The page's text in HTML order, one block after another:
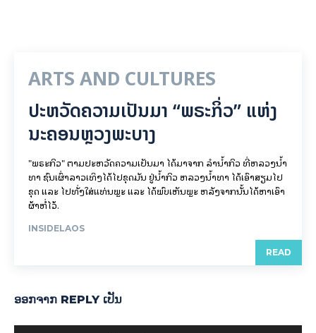
ARTS AND CULTURES
ປະຫວັດຄວາມເປັນມາ “ພຣະກິ່ວ” ແຫ່ງ
ນະຄອນຫຼວງພະບາງ
"ພຣະກິວ" ຕາມປະຫວັດຄວາມເປັນມາ ໄດ້ມາຈາກ ລຳນ້ຳກິວ ທີ່ຫລວງນ້ຳ
ທາ ຊົນເຜົ່າລາວເທິງໄດ້ໄປຂຸດມັນ ຢູ່ນ້ຳກິວ ຫລວງນ້ຳທາ ໄດ້ເອົາສຽມໄປ
ຂຸດ ແລະ ໄປທັ່ງໃສ່ແທ່ນພຼະ ແລະ ໄດ້ພົບເຫັນພຼະ ຫລັງຈາກນັ້ນໄດ້ຫາເອົາ
ຜ້າຫໍ່ໄວ້.
INSIDELAOS
READ
ອອກ​ຈາກ REPLY ເປັນ